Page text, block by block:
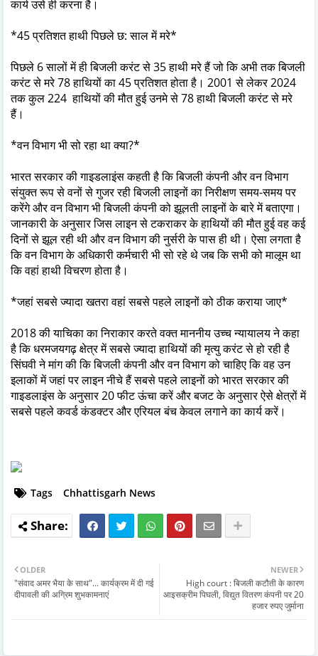
कार्य उसे ही करना है।
*45 प्रतिशत हाथी पिछले छ: साल में मरे*
पिछले 6 सालों में ही बिजली करंट से 35 हाथी मरे हैं जो कि अभी तक बिजली
करंट से मरे 78 हाथियों का 45 प्रतिशत होता है। 2001 से लेकर 2024
तक कुल 224 हाथियों की मौत हुई उनमे से 78 हाथी बिजली करंट से मरे
हैं।
*वन विभाग भी सो रहा था क्या?*
भारत सरकार की गाइडलाइंस कहती है कि बिजली कंपनी और वन विभाग
संयुक्त रूप से वनों से गुजर रही बिजली लाइनों का निरीक्षण समय-समय पर
करेंगे और वन विभाग भी बिजली कंपनी को झूलती लाइनों के बारे में बताएगा।
जानकारी के अनुसार जिस लाइन से टकराकर के हाथियों की मौत हुई वह कई
दिनों से झूल रही थी और वन विभाग की नुर्सरी के पास ही थी। ऐसा लगता है
कि वन विभाग के अधिकारी कर्मचारी भी सो रहे थे जब कि सभी को मालूम था
कि वहां हाथी विचरण होता है।
*जहां सबसे ज्यादा खतरा वहां सबसे पहले लाइनों को ठीक कराया जाए*
2018 की याचिका का निराकार करते वक्त माननीय उच्च न्यायालय ने कहा
है कि धरमजयगढ़ क्षेत्र में सबसे ज्यादा हाथियों की मृत्यु करंट से हो रही है
सिंघवी ने मांग की कि बिजली कंपनी और वन विभाग को चाहिए कि वह उन
इलाकों में जहां पर लाइन नीचे हैं सबसे पहले लाइनों को भारत सरकार की
गाइडलाइंस के अनुसार 20 फीट ऊंचा करें और बजट के अनुसार ऐसे क्षेत्रों में
सबसे पहले कवर्ड कंडक्टर और एरियल बंच केवल लगाने का कार्य करें।
Tags Chhattisgarh News
NEWER
High court : बिजली कटौती के कारण
आइसक्रीम पिघली, विद्युत वितरण कंपनी पर 20
हजार रुपए जुर्माना
OLDER
"संवाद अमर भैया के साथ"... कार्यक्रम में दी गई
दीपावली की अग्रिम शुभकामनाएं